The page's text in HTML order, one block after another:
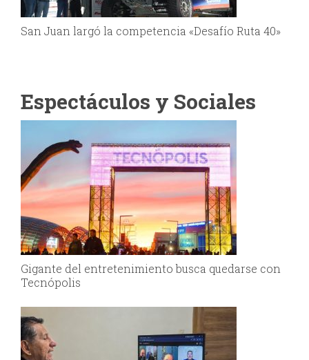
San Juan largó la competencia «Desafío Ruta 40»
Espectáculos y Sociales
Gigante del entretenimiento busca quedarse con
Tecnópolis